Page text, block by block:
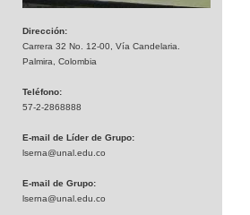
Dirección:
Carrera 32 No. 12-00, Vía Candelaria.
Palmira, Colombia
Teléfono:
57-2-2868888
E-mail de Líder de Grupo:
lserna@unal.edu.co
E-mail de Grupo:
lserna@unal.edu.co